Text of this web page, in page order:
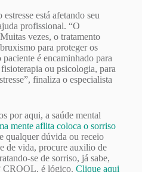
está afetando seu
profissional. “O
vezes, o tratamento
para proteger os
é encaminhado para
ou psicologia, para
finaliza o especialista
por aqui, a saúde mental
mente aflita coloca o sorriso
qualquer dúvida ou receio
de vida, procure auxilio de
se de sorriso, já sabe,
CROOL, é lógico. Clique aqui